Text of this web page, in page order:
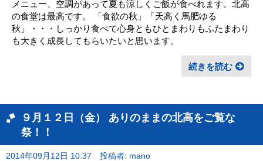
メニュー、空調があって夏も涼しくご飯が食べれます。北高
の食堂は最高です。 「食欲の秋」「天高く馬肥ゆる
秋」・・・しっかり食べて心身ともひとまわりもふたまわり
も大きく成長してもらいたいと思います。
続きを読む
９月１２日（金） ありのままの北高をご覧な
祭！！
2014年09月12日 10:37 投稿者: mano